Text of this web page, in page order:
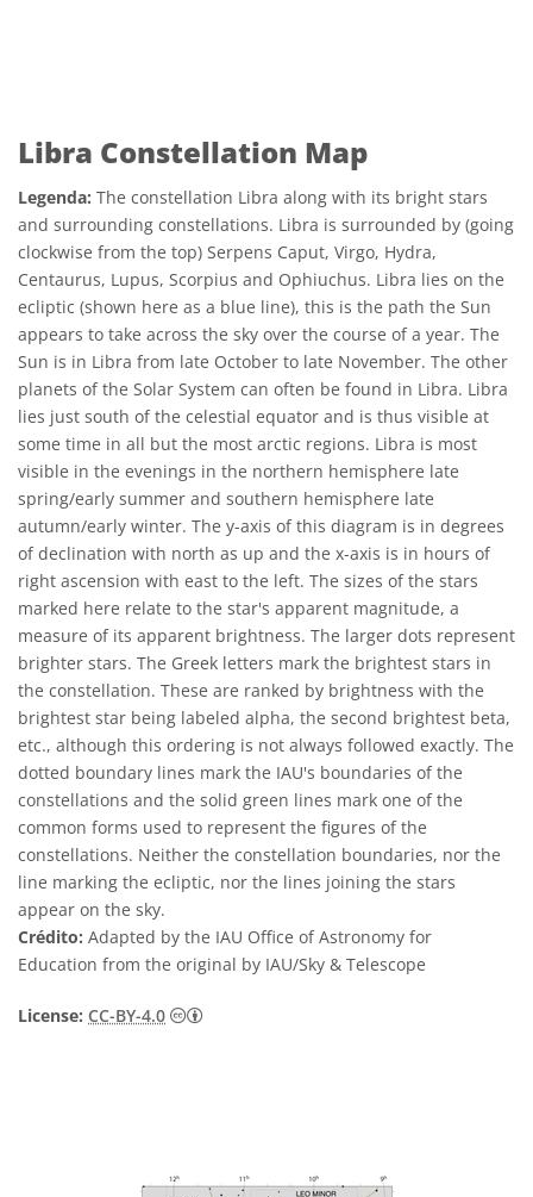
Libra Constellation Map
Legenda: The constellation Libra along with its bright stars
and surrounding constellations. Libra is surrounded by (going
clockwise from the top) Serpens Caput, Virgo, Hydra,
Centaurus, Lupus, Scorpius and Ophiuchus. Libra lies on the
ecliptic (shown here as a blue line), this is the path the Sun
appears to take across the sky over the course of a year. The
Sun is in Libra from late October to late November. The other
planets of the Solar System can often be found in Libra. Libra
lies just south of the celestial equator and is thus visible at
some time in all but the most arctic regions. Libra is most
visible in the evenings in the northern hemisphere late
spring/early summer and southern hemisphere late
autumn/early winter. The y-axis of this diagram is in degrees
of declination with north as up and the x-axis is in hours of
right ascension with east to the left. The sizes of the stars
marked here relate to the star's apparent magnitude, a
measure of its apparent brightness. The larger dots represent
brighter stars. The Greek letters mark the brightest stars in
the constellation. These are ranked by brightness with the
brightest star being labeled alpha, the second brightest beta,
etc., although this ordering is not always followed exactly. The
dotted boundary lines mark the IAU's boundaries of the
constellations and the solid green lines mark one of the
common forms used to represent the figures of the
constellations. Neither the constellation boundaries, nor the
line marking the ecliptic, nor the lines joining the stars
appear on the sky.
Crédito: Adapted by the IAU Office of Astronomy for
Education from the original by IAU/Sky & Telescope
License: CC-BY-4.0 Creative Commons Attribution 4.0